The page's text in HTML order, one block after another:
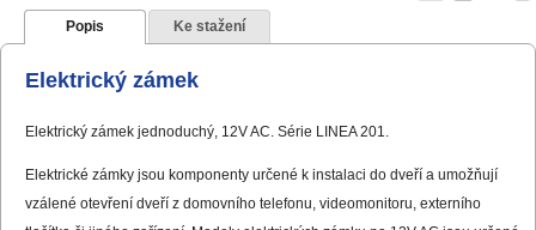
Popis Ke stažení
Elektrický zámek
Elektrický zámek jednoduchý, 12V AC. Série LINEA 201.
Elektrické zámky jsou komponenty určené k instalaci do dveří a umožňují
vzálené otevření dveří z domovního telefonu, videomonitoru, externího